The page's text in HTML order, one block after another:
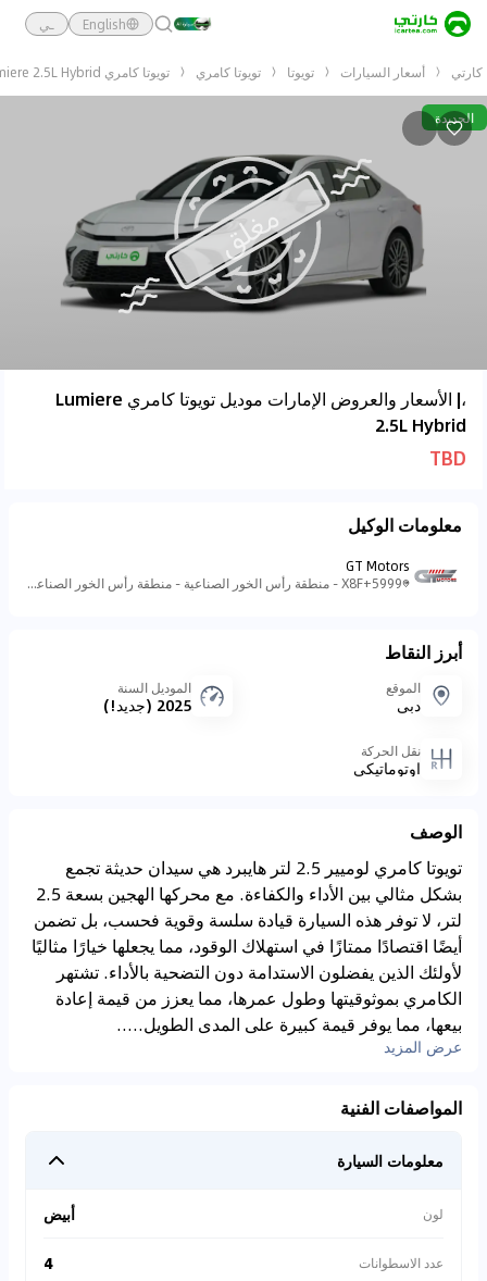
English ـي
كارتي أسعار السيارات تويوتا تويوتا كامري تويوتا كامري Lumiere 2.5L Hybrid
الجديدة
،| الأسعار والعروض الإمارات موديل تويوتا كامري Lumiere
2.5L Hybrid
TBD
معلومات الوكيل
GT Motors
5999+X8F - منطقة رأس الخور الصناعية - منطقة رأس الخور الصناعية - ٣ - دبي - الإمارات العربية المتحدة
أبرز النقاط
الموقع
دبي
الموديل السنة
2025 (جديد!)
نقل الحركة
اوتوماتيكي
الوصف
تويوتا كامري لوميير 2.5 لتر هايبرد هي سيدان حديثة تجمع
بشكل مثالي بين الأداء والكفاءة. مع محركها الهجين بسعة 2.5
لتر، لا توفر هذه السيارة قيادة سلسة وقوية فحسب، بل تضمن
أيضًا اقتصادًا ممتازًا في استهلاك الوقود، مما يجعلها خيارًا مثاليًا
لأولئك الذين يفضلون الاستدامة دون التضحية بالأداء. تشتهر
الكامري بموثوقيتها وطول عمرها، مما يعزز من قيمة إعادة
بيعها، مما يوفر قيمة كبيرة على المدى الطويل.....
عرض المزيد
المواصفات الفنية
معلومات السيارة
لون أبيض
عدد الاسطوانات 4